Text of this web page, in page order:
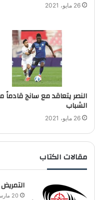
26 مايو، 2021
النصر يتعاقد مع سانج قادماً
الشباب
26 مايو، 2021
مقالات الكتاب
20 مارس، 2025